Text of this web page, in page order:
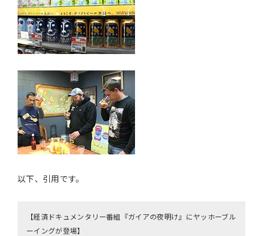
以下、引用です。
【経済ドキュメンタリー番組『ガイアの夜明け』にヤッホーブル
ーイングが登場】